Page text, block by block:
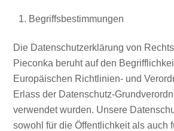
Begriffsbestimmungen
Die Datenschutzerklärung von
Pieconka beruht auf den
Europäischen Richtlinien- und
Erlass der Datenschutz-
verwendet wurden. Unsere
sowohl für die Öffentlichkeit als auch